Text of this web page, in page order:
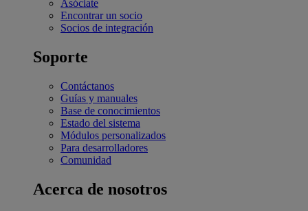
Asóciate
Encontrar un socio
Socios de integración
Soporte
Contáctanos
Guías y manuales
Base de conocimientos
Estado del sistema
Módulos personalizados
Para desarrolladores
Comunidad
Acerca de nosotros